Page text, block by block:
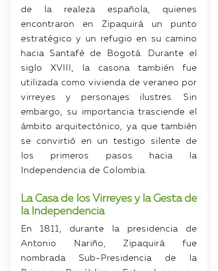
de la realeza española, quienes
encontraron en Zipaquirá un punto
estratégico y un refugio en su camino
hacia Santafé de Bogotá. Durante el
siglo XVIII, la casona también fue
utilizada como vivienda de veraneo por
virreyes y personajes ilustres. Sin
embargo, su importancia trasciende el
ámbito arquitectónico, ya que también
se convirtió en un testigo silente de
los primeros pasos hacia la
Independencia de Colombia.
La Casa de los Virreyes y la Gesta de
la Independencia
En 1811, durante la presidencia de
Antonio Nariño, Zipaquirá fue
nombrada Sub-Presidencia de la